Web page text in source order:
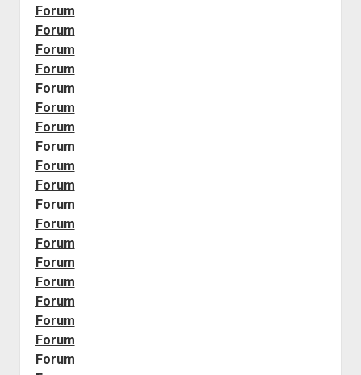
Forum
Forum
Forum
Forum
Forum
Forum
Forum
Forum
Forum
Forum
Forum
Forum
Forum
Forum
Forum
Forum
Forum
Forum
Forum